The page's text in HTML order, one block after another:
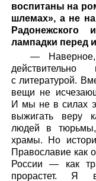
воспитаны на
шлемах», а не
лампадки перед
— Наверное,
с литературой.
вещи не
И мы не в силах
выжигать веру
людей в тюрьмы,
храмы. Но
Православие как
России — как
прорастет. Я